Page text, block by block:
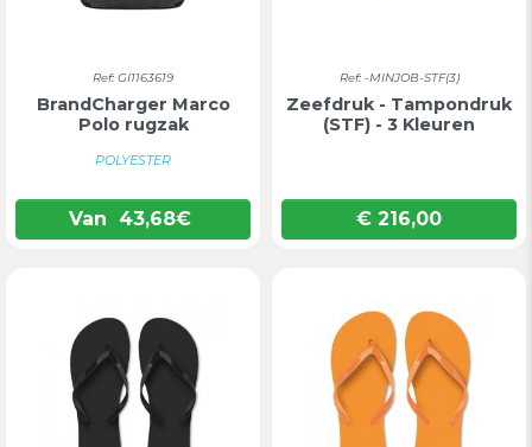
Ref: GI1163619
BrandCharger Marco
Polo rugzak
POLYESTER
Van 43,68€
Ref: -MINJOB-STF(3)
Zeefdruk - Tampondruk
(STF) - 3 Kleuren
Prijs
€ 216,00